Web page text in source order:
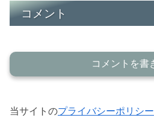
コメント
コメントを書
当サイトのプライバシーポリシー